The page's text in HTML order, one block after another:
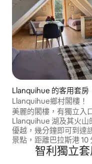
Llanquihue 的客用套房
Llanquihue鄉村閣樓！
美麗的閣樓，有獨立入
Llanquihue 湖及其火山
優越，幾分鐘即可到達
景點，距離巴拉斯港 10
亞爾 (Frutillar) 15 分鐘
(Llanquihue) 及其海灘
智利獨立